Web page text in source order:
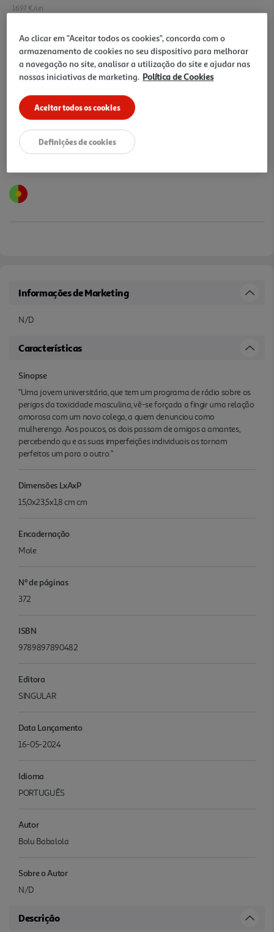
16.97 €/un
-10%
18,85 €PVP de editor
16,97 €
Notas de preparação
Informações de Marketing
N/D
Características
Sinopse
"Uma jovem universitária, que tem um programa de rádio sobre os
perigos da toxicidade masculina, vê-se forçada a fingir uma relação
amorosa com um novo colega, a quem denunciou como
mulherengo. Aos poucos, os dois passam de amigos a amantes,
percebendo qu e as suas imperfeições individuais os tornam
perfeitos um para o outro."
Dimensões LxAxP
15,0x23,5x1,8 cm cm
Encadernação
Mole
Nº de páginas
372
ISBN
9789897890482
Editora
SINGULAR
Data Lançamento
16-05-2024
Idioma
PORTUGUÊS
Autor
Bolu Babalola
Sobre o Autor
N/D
Descrição
Ao clicar em "Aceitar todos os cookies", concorda com o
armazenamento de cookies no seu dispositivo para melhorar
a navegação no site, analisar a utilização do site e ajudar nas
nossas iniciativas de marketing. Política de Cookies
Aceitar todos os cookies
Definições de cookies